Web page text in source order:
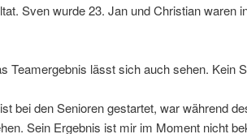
Sven wurde 23. Jan und Christian waren
Teamergebnis lässt sich auch sehen. Kein
bei den Senioren gestartet, war während
Sein Ergebnis ist mir im Moment nicht